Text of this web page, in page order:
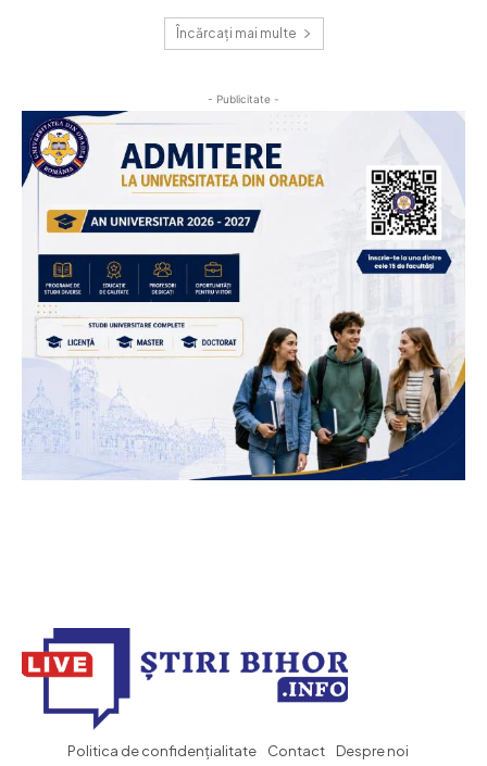
Încărcați mai multe
- Publicitate -
Politica de confidențialitate Contact Despre noi